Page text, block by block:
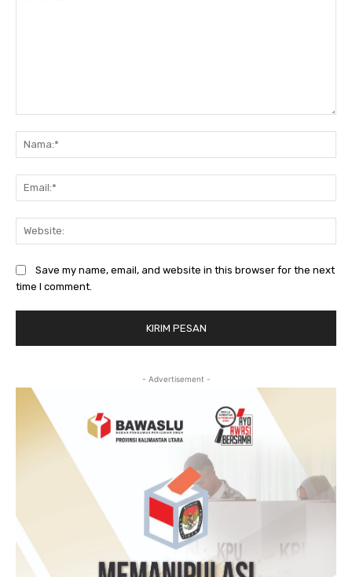
Save my name, email, and website in this browser for the next
time I comment.
- Advertisement -